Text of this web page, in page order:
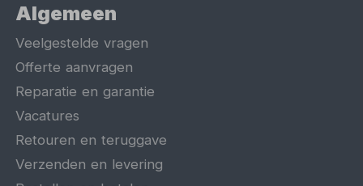
Algemeen
Veelgestelde vragen
Offerte aanvragen
Reparatie en garantie
Vacatures
Retouren en teruggave
Verzenden en levering